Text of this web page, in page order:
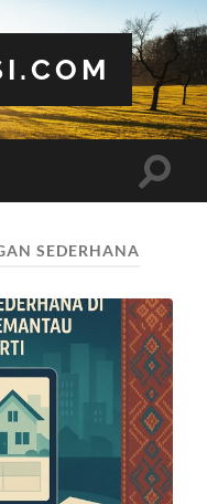
Toggle
SEDERHANA